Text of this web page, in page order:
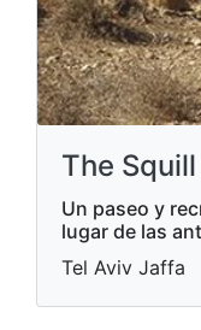
The
Un paseo y
lugar de las
Tel Aviv Jaffa